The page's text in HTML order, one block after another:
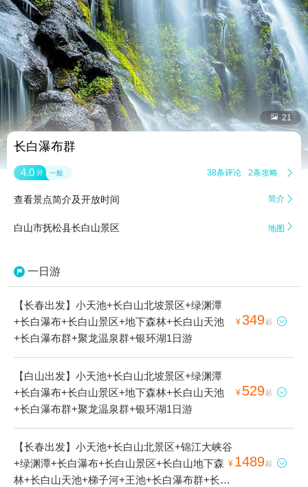
 21
长白瀑布群
4.0 分 一般 38条评论 2条攻略 
查看景点简介及开放时间 简介 
白山市抚松县长白山景区 地图 
一日游
【长春出发】小天池+长白山北坡景区+绿渊潭
+长白瀑布+长白山景区+地下森林+长白山天池
+长白瀑布群+聚龙温泉群+银环湖1日游
¥349起 
【白山出发】小天池+长白山北坡景区+绿渊潭
+长白瀑布+长白山景区+地下森林+长白山天池
+长白瀑布群+聚龙温泉群+银环湖1日游
¥ 529起 
【长春出发】小天池+长白山北景区+锦江大峡谷
+绿渊潭+长白瀑布+长白山景区+长白山地下森
林+长白山天池+梯子河+王池+长白瀑布群+长白
¥ 1489起 
